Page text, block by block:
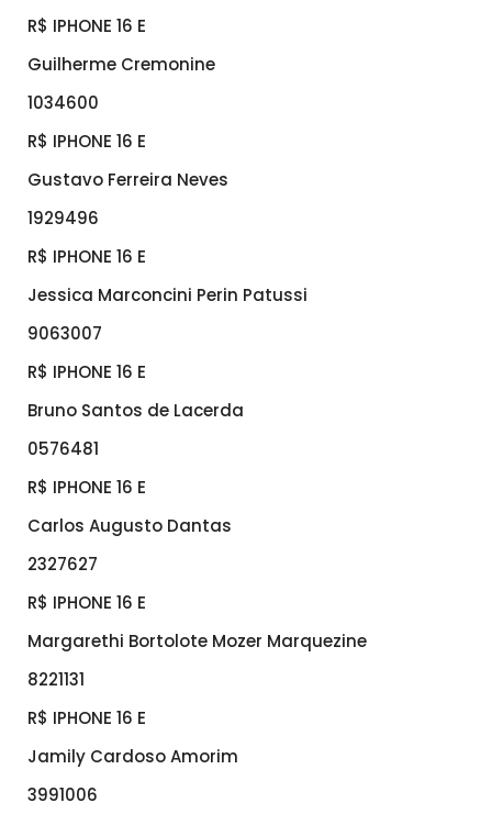
R$ IPHONE 16 E
Guilherme Cremonine
1034600
R$ IPHONE 16 E
Gustavo Ferreira Neves
1929496
R$ IPHONE 16 E
Jessica Marconcini Perin Patussi
9063007
R$ IPHONE 16 E
Bruno Santos de Lacerda
0576481
R$ IPHONE 16 E
Carlos Augusto Dantas
2327627
R$ IPHONE 16 E
Margarethi Bortolote Mozer Marquezine
8221131
R$ IPHONE 16 E
Jamily Cardoso Amorim
3991006